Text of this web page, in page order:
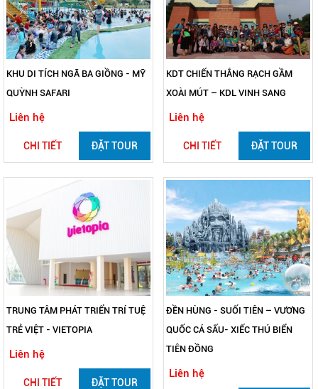
KHU DI TÍCH NGÃ BA GIỒNG - MỸ
QUỲNH SAFARI
Liên hệ
CHI TIẾT ĐẶT TOUR
KDT CHIẾN THẮNG RẠCH GẦM
XOÀI MÚT – KDL VINH SANG
Liên hệ
CHI TIẾT ĐẶT TOUR
TRUNG TÂM PHÁT TRIỂN TRÍ TUỆ
TRẺ VIỆT - VIETOPIA
Liên hệ
CHI TIẾT ĐẶT TOUR
ĐỀN HÙNG - SUỐI TIÊN – VƯƠNG
QUỐC CÁ SẤU- XIẾC THÚ BIỂN
TIÊN ĐỒNG
Liên hệ